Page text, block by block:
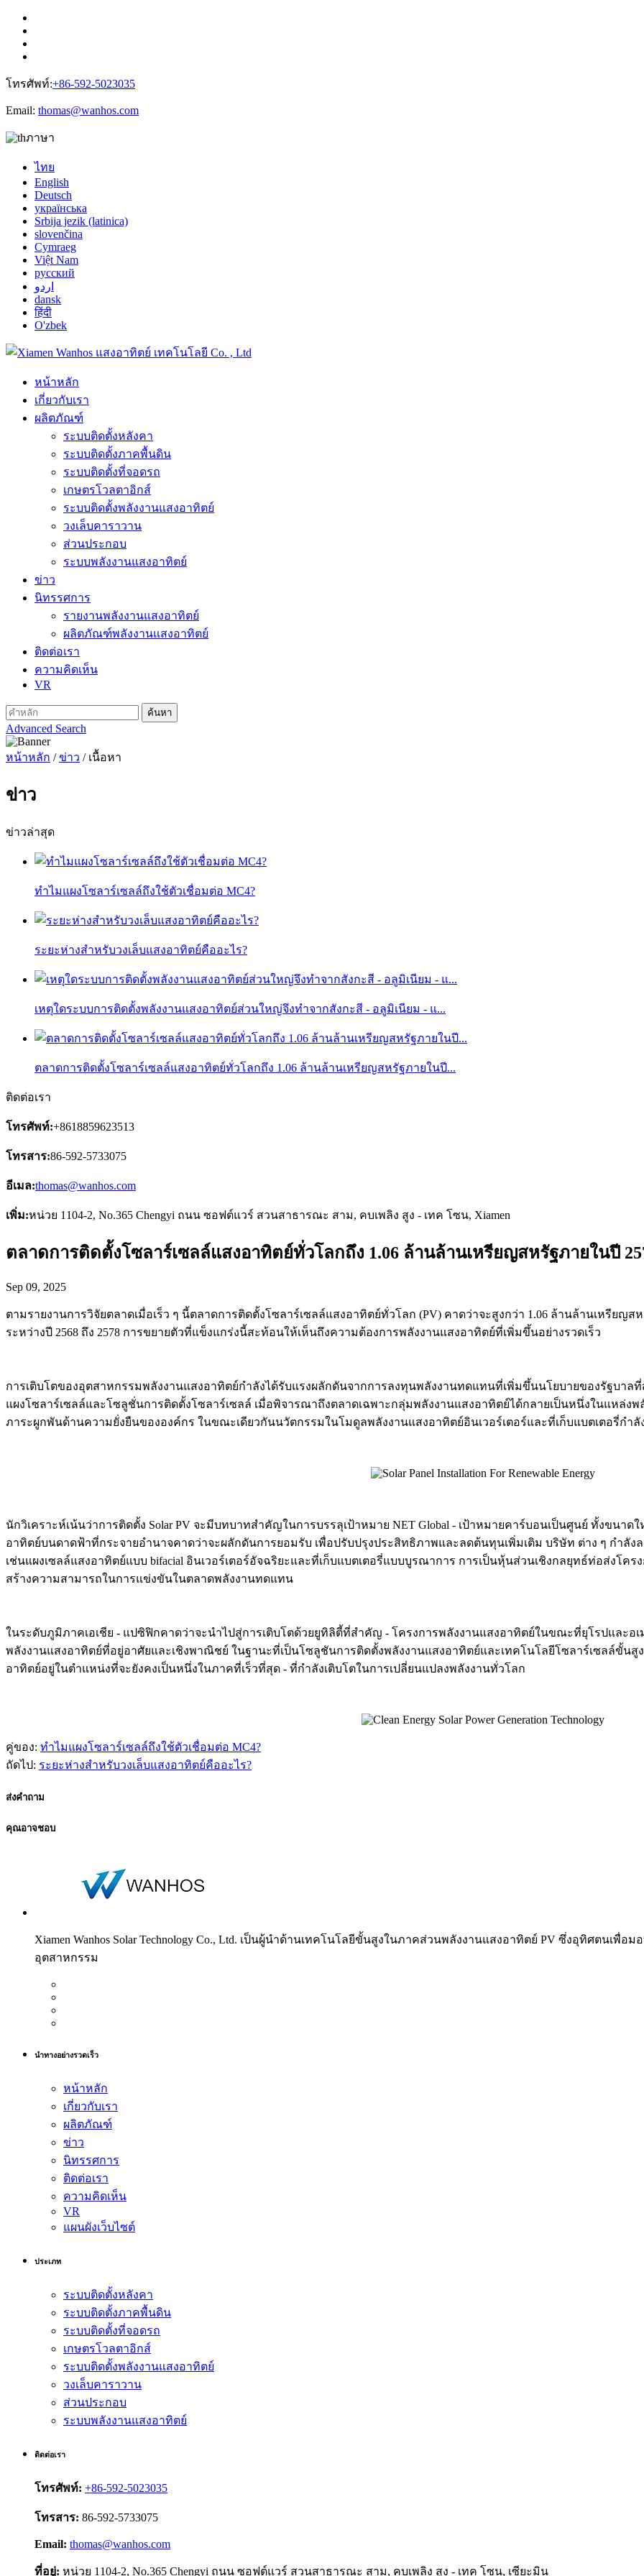
โทรศัพท์:+86-592-5023035
Email: thomas@wanhos.com
ภาษา
ไทย
English
Deutsch
українська
Srbija jezik (latinica)
slovenčina
Cymraeg
Việt Nam
русский
اردو
dansk
हिंदी
O'zbek
หน้าหลัก
เกี่ยวกับเรา
ผลิตภัณฑ์
ระบบติดตั้งหลังคา
ระบบติดตั้งภาคพื้นดิน
ระบบติดตั้งที่จอดรถ
เกษตรโวลตาอิกส์
ระบบติดตั้งพลังงานแสงอาทิตย์
วงเล็บคาราวาน
ส่วนประกอบ
ระบบพลังงานแสงอาทิตย์
ข่าว
นิทรรศการ
รายงานพลังงานแสงอาทิตย์
ผลิตภัณฑ์พลังงานแสงอาทิตย์
ติดต่อเรา
ความคิดเห็น
VR
Advanced Search
หน้าหลัก /ข่าว / เนื้อหา
ข่าว
ข่าวล่าสุด
ทำไมแผงโซลาร์เซลล์ถึงใช้ตัวเชื่อมต่อ MC4?
ระยะห่างสำหรับวงเล็บแสงอาทิตย์คืออะไร?
เหตุใดระบบการติดตั้งพลังงานแสงอาทิตย์ส่วนใหญ่จึงทำจากสังกะสี - อลูมิเนียม - แ...
ตลาดการติดตั้งโซลาร์เซลล์แสงอาทิตย์ทั่วโลกถึง 1.06 ล้านล้านเหรียญสหรัฐภายในปี...
ติดต่อเรา
โทรศัพท์:+8618859623513
โทรสาร:86-592-5733075
อีเมล:thomas@wanhos.com
เพิ่ม:หน่วย 1104-2, No.365 Chengyi ถนน ซอฟต์แวร์ สวนสาธารณะ สาม, คบเพลิง สูง - เทค โซน, Xiamen
ตลาดการติดตั้งโซลาร์เซลล์แสงอาทิตย์ทั่วโลกถึง 1.06 ล้านล้านเหรียญสหรัฐภายในปี
Sep 09, 2025
ตามรายงานการวิจัยตลาดเมื่อเร็ว ๆ นี้ตลาดการติดตั้งโซลาร์เซลล์แสงอาทิตย์ทั่วโลก (PV) คาดว่าจะสูงกว่า 1.06 ล้านล้านเหรียญส
ระหว่างปี 2568 ถึง 2578 การขยายตัวที่แข็งแกร่งนี้สะท้อนให้เห็นถึงความต้องการพลังงานแสงอาทิตย์ที่เพิ่มขึ้นอย่างรวดเร็ว
การเติบโตของอุตสาหกรรมพลังงานแสงอาทิตย์กำลังได้รับแรงผลักดันจากการลงทุนพลังงานทดแทนที่เพิ่มขึ้นนโยบายของรัฐบา
แผงโซลาร์เซลล์และโซลูชั่นการติดตั้งโซลาร์เซลล์ เมื่อพิจารณาถึงตลาดเฉพาะกลุ่มพลังงานแสงอาทิตย์ได้กลายเป็นหนึ่งในแหล่ง
ภาระผูกพันด้านความยั่งยืนขององค์กร ในขณะเดียวกันนวัตกรรมในโมดูลพลังงานแสงอาทิตย์อินเวอร์เตอร์และที่เก็บแบตเตอรี่ก
นักวิเคราะห์เน้นว่าการติดตั้ง Solar PV จะมีบทบาทสำคัญในการบรรลุเป้าหมาย NET Global - เป้าหมายคาร์บอนเป็นศูนย์ ทั้งขนา
อาทิตย์บนดาดฟ้าที่กระจายอำนาจคาดว่าจะผลักดันการยอมรับ เพื่อปรับปรุงประสิทธิภาพและลดต้นทุนเพิ่มเติม บริษัท ต่าง ๆ กำลัง
เช่นแผงเซลล์แสงอาทิตย์แบบ bifacial อินเวอร์เตอร์อัจฉริยะและที่เก็บแบตเตอรี่แบบบูรณาการ การเป็นหุ้นส่วนเชิงกลยุทธ์ท่อส่งโ
สร้างความสามารถในการแข่งขันในตลาดพลังงานทดแทน
ในระดับภูมิภาคเอเชีย - แปซิฟิกคาดว่าจะนำไปสู่การเติบโตด้วยยูทิลิตี้ที่สำคัญ - โครงการพลังงานแสงอาทิตย์ในขณะที่ยุโรปและอ
พลังงานแสงอาทิตย์ที่อยู่อาศัยและเชิงพาณิชย์ ในฐานะที่เป็นโซลูชันการติดตั้งพลังงานแสงอาทิตย์และเทคโนโลยีโซลาร์เซลล์ขั้น
อาทิตย์อยู่ในตำแหน่งที่จะยังคงเป็นหนึ่งในภาคที่เร็วที่สุด - ที่กำลังเติบโตในการเปลี่ยนแปลงพลังงานทั่วโลก
คู่ของ: ทำไมแผงโซลาร์เซลล์ถึงใช้ตัวเชื่อมต่อ MC4?
ถัดไป: ระยะห่างสำหรับวงเล็บแสงอาทิตย์คืออะไร?
ส่งคำถาม
คุณอาจชอบ
Xiamen Wanhos Solar Technology Co., Ltd. เป็นผู้นำด้านเทคโนโลยีขั้นสูงในภาคส่วนพลังงานแสงอาทิตย์ PV ซึ่งอุทิศตนเ
อุตสาหกรรม
นำทางอย่างรวดเร็ว
หน้าหลัก
เกี่ยวกับเรา
ผลิตภัณฑ์
ข่าว
นิทรรศการ
ติดต่อเรา
ความคิดเห็น
VR
แผนผังเว็บไซต์
ประเภท
ระบบติดตั้งหลังคา
ระบบติดตั้งภาคพื้นดิน
ระบบติดตั้งที่จอดรถ
เกษตรโวลตาอิกส์
ระบบติดตั้งพลังงานแสงอาทิตย์
วงเล็บคาราวาน
ส่วนประกอบ
ระบบพลังงานแสงอาทิตย์
ติดต่อเรา
โทรศัพท์: +86-592-5023035
โทรสาร: 86-592-5733075
Email: thomas@wanhos.com
ที่อยู่: หน่วย 1104-2, No.365 Chengyi ถนน ซอฟต์แวร์ สวนสาธารณะ สาม, คบเพลิง สูง - เทค โซน, เซียะมิน